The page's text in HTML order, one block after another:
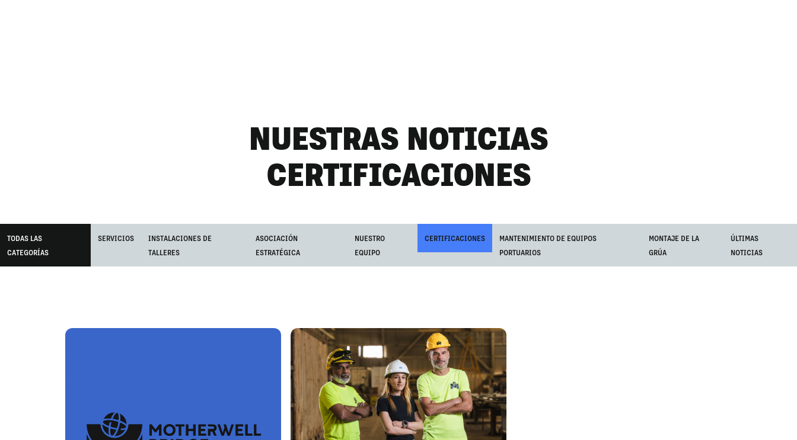
NUESTRAS NOTICIAS
CERTIFICACIONES
TODAS LAS
CATEGORÍAS
SERVICIOS
INSTALACIONES DE
TALLERES
ASOCIACIÓN
ESTRATÉGICA
NUESTRO
EQUIPO
CERTIFICACIONES
MANTENIMIENTO DE EQUIPOS
PORTUARIOS
MONTAJE DE LA
GRÚA
ÚLTIMAS
NOTICIAS